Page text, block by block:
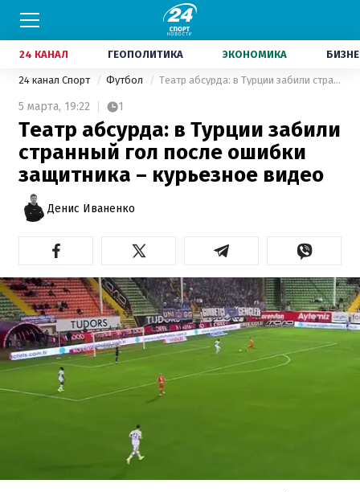
24 КАНАЛ ГЕОПОЛИТИКА ЭКОНОМИКА
24 канал Спорт Футбол Театр абсурда: в Турции забили странный гол после ошибки защитника – курьезное видео
5 марта, 19:22 1
Театр абсурда: в Турции забили
странный гол после ошибки
защитника – курьезное видео
Денис Иваненко